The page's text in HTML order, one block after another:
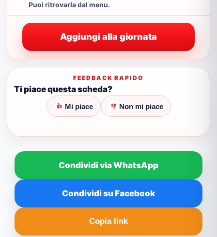
Puoi ritrovarla dal menu.
Aggiungi alla giornata
FEEDBACK RAPIDO
Ti piace questa scheda?
👍 Mi piace 👎 Non mi piace
Condividi via WhatsApp
Condividi su Facebook
Copia link